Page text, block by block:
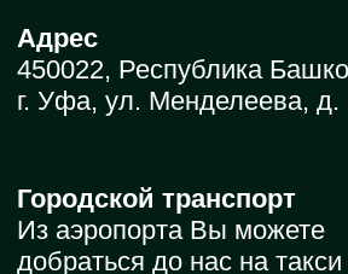
автобусе № 3 до остановки «ТРК
Иремель» и на трамвае № 1 до
остановки «Бакалинская».
коммуникаций» (но все жители
Уфы называют эту остановку
Кондитерская фабрика или Конди).